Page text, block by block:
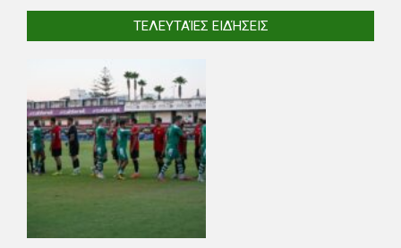
ΤΕΛΕΥΤΑΊΕΣ ΕΙΔΉΣΕΙΣ